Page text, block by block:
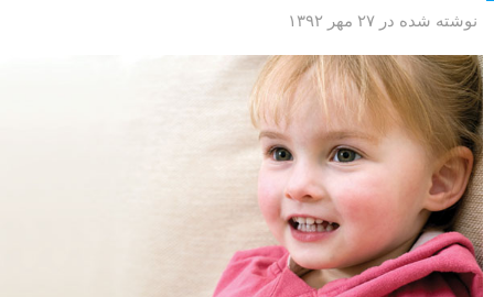
نوشته شده در ۲۷ مهر ۱۳۹۲